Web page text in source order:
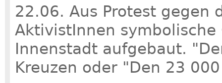
22.06. Aus Protest gegen
AktivistInnen
Innenstadt aufgebaut.
Kreuzen oder "Den 23